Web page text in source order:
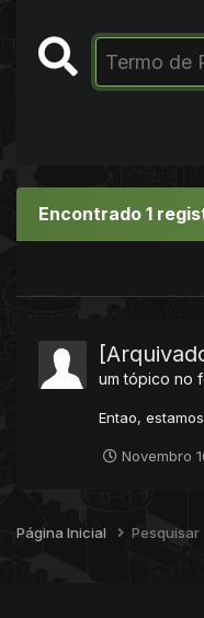
Encontrado 1
um tópico no
Entao,
Novembro
Página Inicial Pesquisar